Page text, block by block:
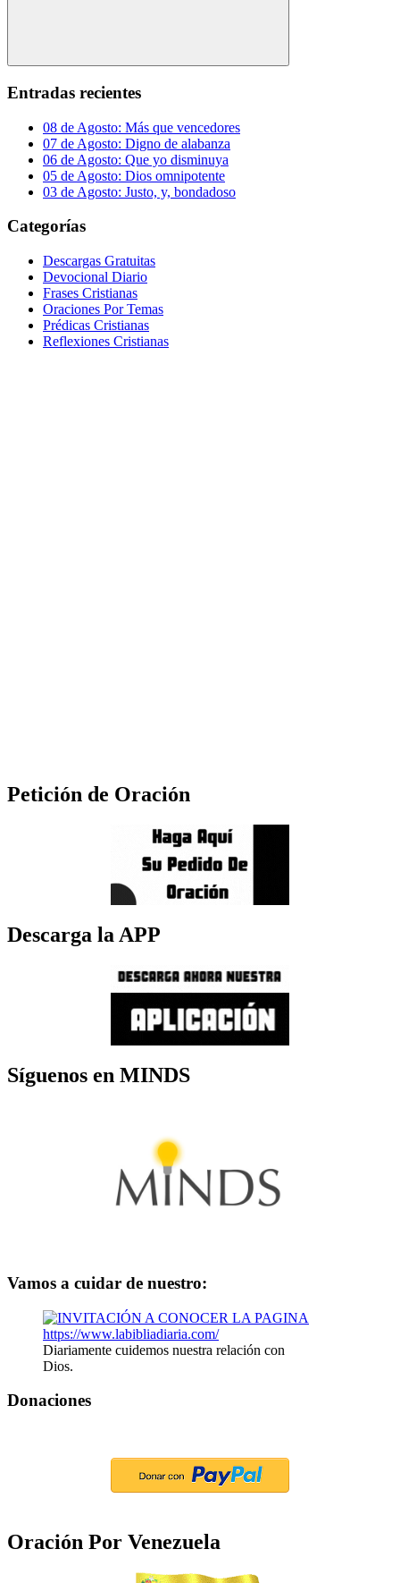
Buscar
Entradas recientes
08 de Agosto: Más que vencedores
07 de Agosto: Digno de alabanza
06 de Agosto: Que yo disminuya
05 de Agosto: Dios omnipotente
03 de Agosto: Justo, y, bondadoso
Categorías
Descargas Gratuitas
Devocional Diario
Frases Cristianas
Oraciones Por Temas
Prédicas Cristianas
Reflexiones Cristianas
Petición de Oración
Descarga la APP
Síguenos en MINDS
Vamos a cuidar de nuestro:
Diariamente cuidemos nuestra relación con
Dios.
Donaciones
Oración Por Venezuela